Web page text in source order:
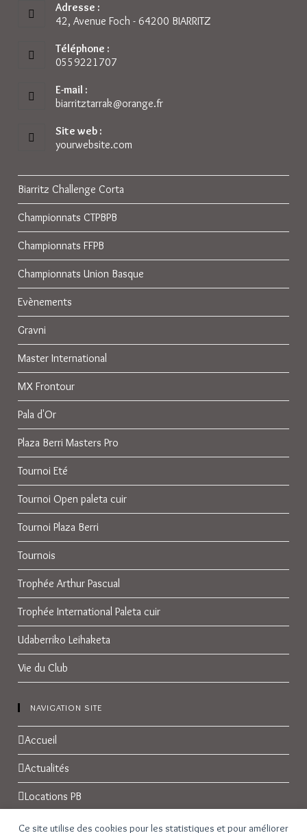
Ce site utilise des cookies pour les statistiques et pour améliorer
Adresse :
42, Avenue Foch - 64200 BIARRITZ
Téléphone :
0559221707
E-mail :
biarritztarrak@orange.frS’ouvre
Site web :
yourwebsite.com
Biarritz Challenge Corta
Championnats CTPBPB
Championnats FFPB
Championnats Union Basque
Evènements
Gravni
Master International
MX Frontour
Pala d'Or
Plaza Berri Masters Pro
Tournoi Eté
Tournoi Open paleta cuir
Tournoi Plaza Berri
Tournois
Trophée Arthur Pascual
Trophée International Paleta cuir
Udaberriko Leihaketa
Vie du Club
NAVIGATION SITE
Accueil
Actualités
Locations PB
Réservations